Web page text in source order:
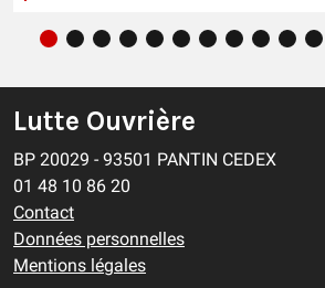
Lutte Ouvrière
BP 20029 - 93501 PANTIN CEDEX
01 48 10 86 20
Contact
Données personnelles
Mentions légales